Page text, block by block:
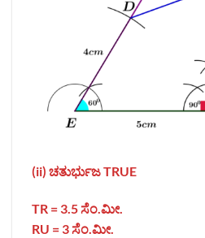
(ii) ಚತುರ್ಭುಜTRUE
TR = 3.5 ಸೆಂ.ಮೀ.
RU = 3 ಸೆಂ.ಮೀ.